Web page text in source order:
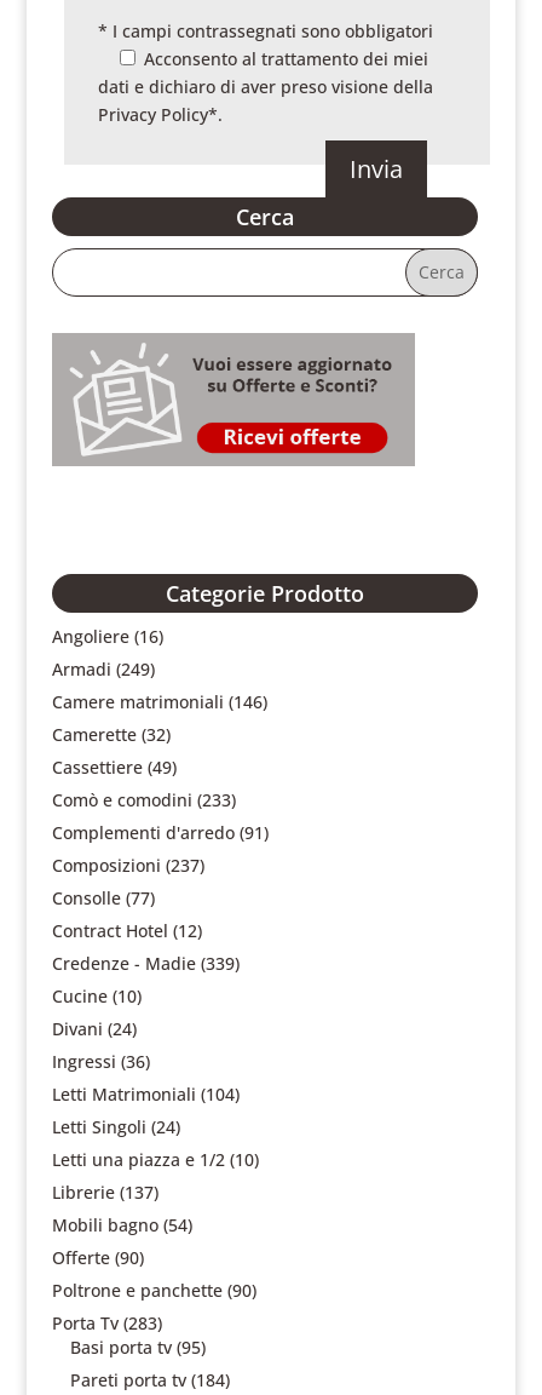
* I campi contrassegnati sono obbligatori
Acconsento al trattamento dei miei
dati e dichiaro di aver preso visione della
Privacy Policy*.
Cerca
Categorie Prodotto
Angoliere (16)
Armadi (249)
Camere matrimoniali (146)
Camerette (32)
Cassettiere (49)
Comò e comodini (233)
Complementi d'arredo (91)
Composizioni (237)
Consolle (77)
Contract Hotel (12)
Credenze - Madie (339)
Cucine (10)
Divani (24)
Ingressi (36)
Letti Matrimoniali (104)
Letti Singoli (24)
Letti una piazza e 1/2 (10)
Librerie (137)
Mobili bagno (54)
Offerte (90)
Poltrone e panchette (90)
Porta Tv (283)
Basi porta tv (95)
Pareti porta tv (184)